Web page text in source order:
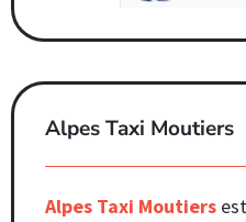
Alpes Taxi Moutiers
Alpes Taxi Moutiers